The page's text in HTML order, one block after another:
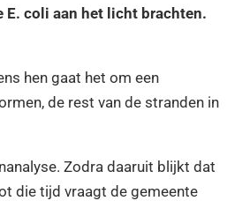
E. coli aan het licht brachten.
hen gaat het om een
de rest van de stranden in
Zodra daaruit blijkt dat
die tijd vraagt de gemeente